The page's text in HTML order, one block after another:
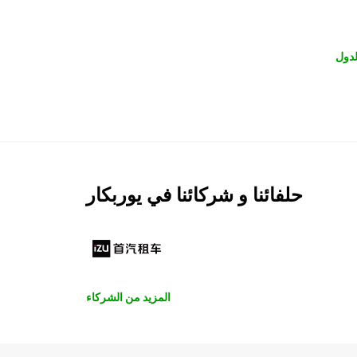
حلفائنا و شركائنا في يوربكار
المزيد من الشركاء